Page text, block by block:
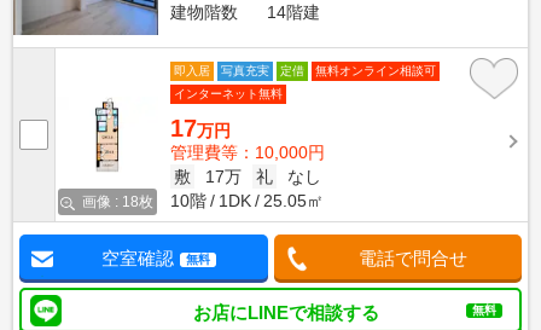
建物階数
14階建
画像 : 18枚
即入居 写真充実 定借
無料オンライン相談可
インターネット無料
17万円
管理費等：10,000円
敷
17万 礼
なし
10階
1DK 25.05㎡
空室確認 無料 電話で問合せ
お店にLINEで相談する 無料